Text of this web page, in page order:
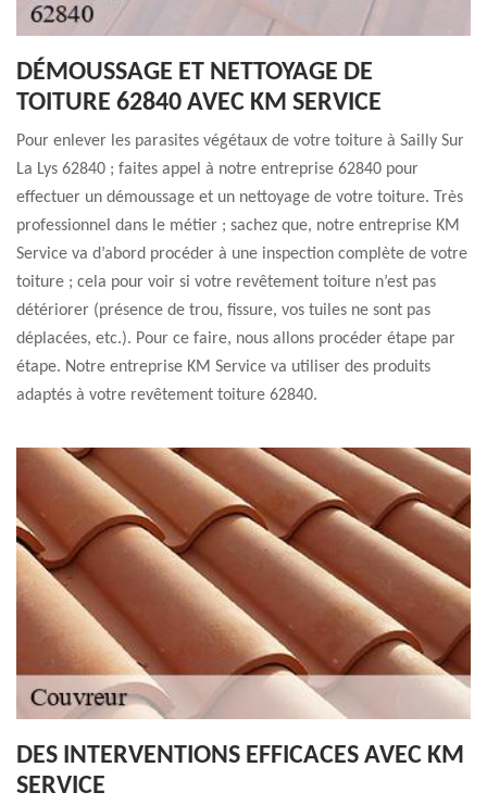
DÉMOUSSAGE ET NETTOYAGE DE
TOITURE 62840 AVEC KM SERVICE
Pour enlever les parasites végétaux de votre toiture à Sailly Sur
La Lys 62840 ; faites appel à notre entreprise 62840 pour
effectuer un démoussage et un nettoyage de votre toiture. Très
professionnel dans le métier ; sachez que, notre entreprise KM
Service va d’abord procéder à une inspection complète de votre
toiture ; cela pour voir si votre revêtement toiture n’est pas
détériorer (présence de trou, fissure, vos tuiles ne sont pas
déplacées, etc.). Pour ce faire, nous allons procéder étape par
étape. Notre entreprise KM Service va utiliser des produits
adaptés à votre revêtement toiture 62840.
DES INTERVENTIONS EFFICACES AVEC KM
SERVICE